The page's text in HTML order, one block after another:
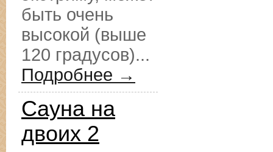
быть очень
высокой (выше
120 градусов)...
Подробнее →
Сауна на
двоих 2